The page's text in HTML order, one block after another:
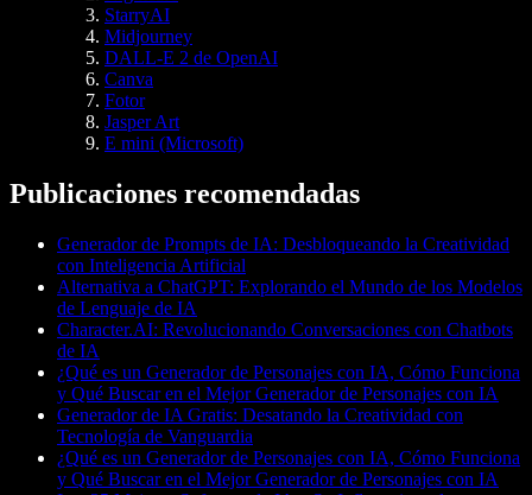
StarryAI
Midjourney
DALL-E 2 de OpenAI
Canva
Fotor
Jasper Art
E mini (Microsoft)
Publicaciones recomendadas
Generador de Prompts de IA: Desbloqueando la Creatividad
con Inteligencia Artificial
Alternativa a ChatGPT: Explorando el Mundo de los Modelos
de Lenguaje de IA
Character.AI: Revolucionando Conversaciones con Chatbots
de IA
¿Qué es un Generador de Personajes con IA, Cómo Funciona
y Qué Buscar en el Mejor Generador de Personajes con IA
Generador de IA Gratis: Desatando la Creatividad con
Tecnología de Vanguardia
¿Qué es un Generador de Personajes con IA, Cómo Funciona
y Qué Buscar en el Mejor Generador de Personajes con IA